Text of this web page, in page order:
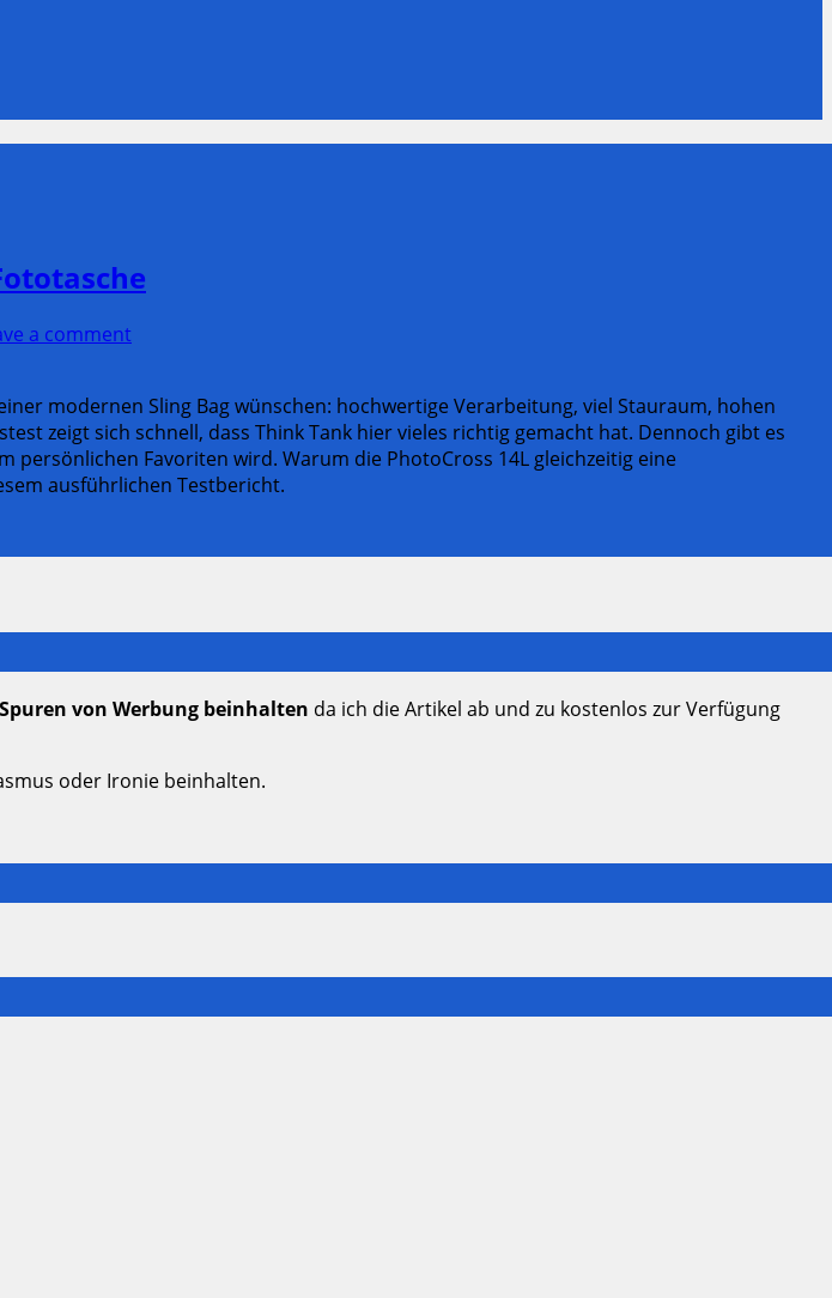
a comment
modernen Sling Bag wünschen: hochwertige Verarbeitung, viel Stauraum, hohen
zeigt sich schnell, dass Think Tank hier vieles richtig gemacht hat. Dennoch gibt es
Favoriten wird. Warum die PhotoCross 14L gleichzeitig eine
ausführlichen Testbericht.
von Werbung beinhalten da ich die Artikel ab und zu kostenlos zur Verfügung
oder Ironie beinhalten.